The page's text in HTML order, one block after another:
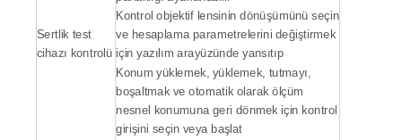
Sertlik test
cihazı kontrolü
Kontrol objektif lensinin dönüşümünü seçin
ve hesaplama parametrelerini değiştirmek
için yazılım arayüzünde yansıtıp
Konum yüklemek, yüklemek, tutmayı,
boşaltmak ve otomatik olarak ölçüm
nesnel konumuna geri dönmek için kontrol
girişini seçin veya başlat